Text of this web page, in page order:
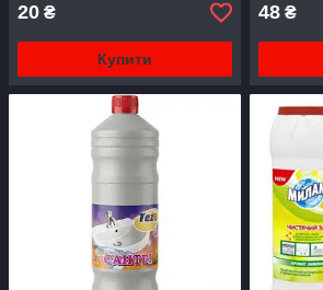
20 ₴
Купити
48 ₴